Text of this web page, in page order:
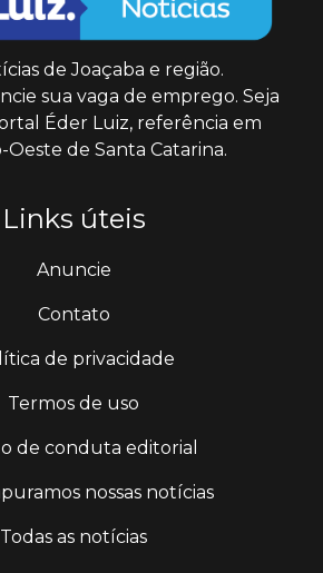
de Joaçaba e região.
sua vaga de emprego. Seja
Éder Luiz, referência em
Oeste de Santa Catarina.
Links úteis
Anuncie
Contato
de privacidade
Termos de uso
de conduta editorial
nossas notícias
Todas as notícias